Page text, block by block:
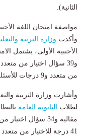
الثانية).
مواصفة امتحان اللغة
وأكدت وزارة التربية
من متعدد و9 درجات للأسئلة المقالية.
وأشارت وزارة التربية
لطلاب
الثانوية العامة
41 درجة للاختيار من متعدد و9 درجات للأسئلة المقالية.